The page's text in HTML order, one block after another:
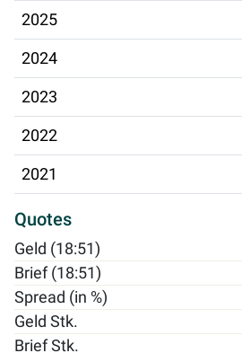
2025
2024
2023
2022
2021
Quotes
Geld (18:51)
Brief (18:51)
Spread (in %)
Geld Stk.
Brief Stk.